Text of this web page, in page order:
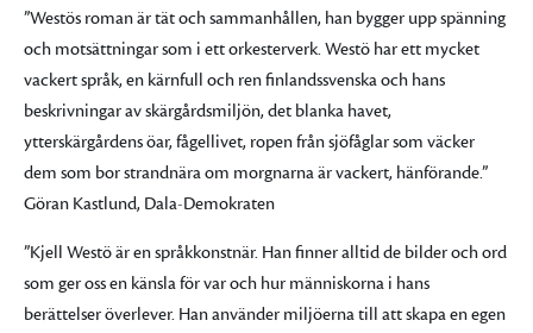
”Westös roman är tät och sammanhållen, han bygger upp spänning
och motsättningar som i ett orkesterverk. Westö har ett mycket
vackert språk, en kärnfull och ren finlandssvenska och hans
beskrivningar av skärgårdsmiljön, det blanka havet,
ytterskärgårdens öar, fågellivet, ropen från sjöfåglar som väcker
dem som bor strandnära om morgnarna är vackert, hänförande.”
Göran Kastlund, Dala-Demokraten
”Kjell Westö är en språkkonstnär. Han finner alltid de bilder och ord
som ger oss en känsla för var och hur människorna i hans
berättelser överlever. Han använder miljöerna till att skapa en egen